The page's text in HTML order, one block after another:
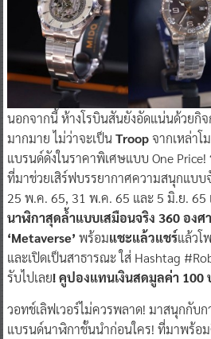
นอกจากนี้ ห้างโรบินสันยังอัดแน่นด้วยกิ
มากมาย ไม่ว่าจะเป็นTroopจากเหล่าโ
แบรนด์ดังในราคาพิเศษแบบ One
ที่มาช่วยเสิร์ฟบรรยากาศความสนุกแบบ
25 พ.ค. 65, 31 พ.ค. 65 และ 5 มิ.ย. 65
นาฬิกาสุดล้ำแบบเสมือนจริง 360 องศ
‘Metaverse’ พร้อมแชะแล้วแชร์แล้วโ
และเปิดเป็นสาธารณะ ใส่ Hashtag
รับไปเลย! คูปองแทนเงินสดมูลค่า 100
วอทช์เลิฟเวอร์ไม่ควรพลาด! มาสนุกกับก
แบรนด์นาฬิกาชั้นนำก่อนใคร! ที่มาพร้อ